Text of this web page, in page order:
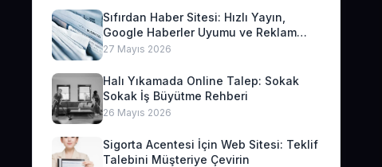
Sıfırdan Haber Sitesi: Hızlı Yayın,
Google Haberler Uyumu ve Reklam
Geliri
27 Mayıs 2026
Halı Yıkamada Online Talep: Sokak
Sokak İş Büyütme Rehberi
26 Mayıs 2026
Sigorta Acentesi İçin Web Sitesi: Teklif
Talebini Müşteriye Çevirin